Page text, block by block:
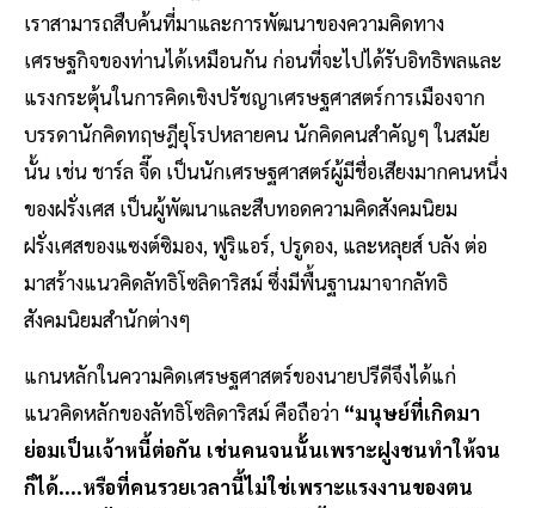
เราสามารถสืบค้นที่มาและการพัฒนาของความคิดทาง
เศรษฐกิจของท่านได้เหมือนกัน ก่อนที่จะไปได้รับอิทธิพลและ
แรงกระตุ้นในการคิดเชิงปรัชญาเศรษฐศาสตร์การเมืองจาก
บรรดานักคิดทฤษฎียุโรปหลายคน นักคิดคนสำคัญๆ ในสมัย
นั้น เช่น ชาร์ล จี๊ด เป็นนักเศรษฐศาสตร์ผู้มีชื่อเสียงมากคนหนึ่ง
ของฝรั่งเศส เป็นผู้พัฒนาและสืบทอดความคิดสังคมนิยม
ฝรั่งเศสของแซงต์ซิมอง, ฟูริแอร์, ปรูดอง, และหลุยส์ บลัง ต่อ
มาสร้างแนวคิดลัทธิโซลิดาริสม์ ซึ่งมีพื้นฐานมาจากลัทธิ
สังคมนิยมสำนักต่างๆ
แกนหลักในความคิดเศรษฐศาสตร์ของนายปรีดีจึงได้แก่
แนวคิดหลักของลัทธิโซลิดาริสม์ คือถือว่า “มนุษย์ที่เกิดมา
ย่อมเป็นเจ้าหนี้ต่อกัน เช่นคนจนนั้นเพราะฝูงชนทำให้จน
ก็ได้....หรือที่คนรวยเวลานี้ไม่ใช่เพราะแรงงานของตน